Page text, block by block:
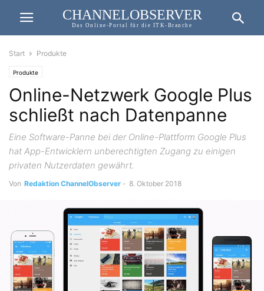
CHANNELOBSERVER
Das Online-Portal für die ITK-Branche
Start Produkte
Produkte
Online-Netzwerk Google Plus
schließt nach Datenpanne
Eine Software-Panne bei der Online-Plattform Google Plus
hat App-Entwicklern unberechtigten Zugang zu einigen
privaten Nutzerdaten gewährt.
Von Redaktion ChannelObserver - 8. Oktober 2018